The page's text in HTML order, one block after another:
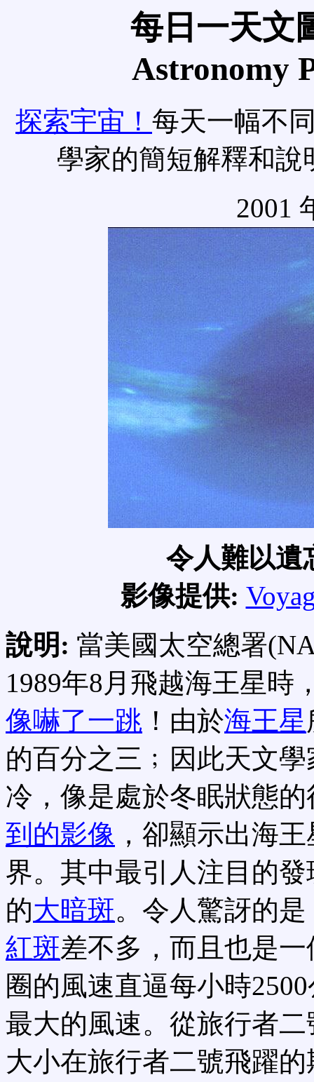
每日一天文
Astronomy
探索宇宙！ 每天一幅不
學家的簡短解釋和
2001
令人難以遺
影像提供:
說明: 當美國太空總署
1989年8月飛越海王星時
像嚇了一跳 ！由於海王星
的百分之三﹔因此天文
冷，像是處於冬眠狀態
到的影像 ，卻顯示出海
界。其中最引人注目的
的大暗斑。令人驚訝的
紅斑差不多，而且也是
圈的風速直逼每小時
最大的風速。從旅行者
大小在旅行者二號飛躍